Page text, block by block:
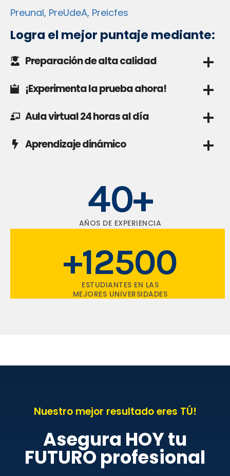
Preunal, PreUdeA, Preicfes
Logra el mejor puntaje mediante:
Preparación de alta calidad
¡Experimenta la prueba ahora!
Aula virtual 24 horas al día
Aprendizaje dinámico
40+
AÑOS DE EXPERIENCIA
+12500
ESTUDIANTES EN LAS
MEJORES UNIVERSIDADES
Nuestro mejor resultado eres TÚ!
Asegura HOY tu
FUTURO profesional